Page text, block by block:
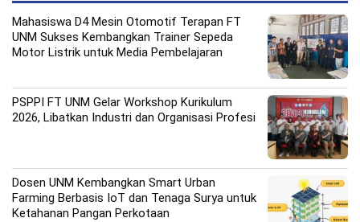
Mahasiswa D4 Mesin Otomotif Terapan FT
UNM Sukses Kembangkan Trainer Sepeda
Motor Listrik untuk Media Pembelajaran
PSPPI FT UNM Gelar Workshop Kurikulum
2026, Libatkan Industri dan Organisasi Profesi
Dosen UNM Kembangkan Smart Urban
Farming Berbasis IoT dan Tenaga Surya untuk
Ketahanan Pangan Perkotaan